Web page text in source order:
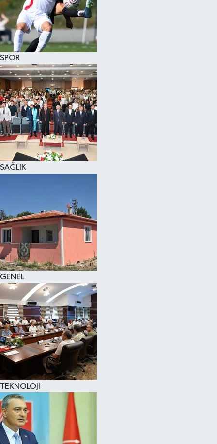
SPOR
SAĞLIK
GENEL
TEKNOLOJİ
KÜLTÜR SANAT
MAGAZİN
SAĞLIK
SİYASET
SPOR
TEKNOLOJİ